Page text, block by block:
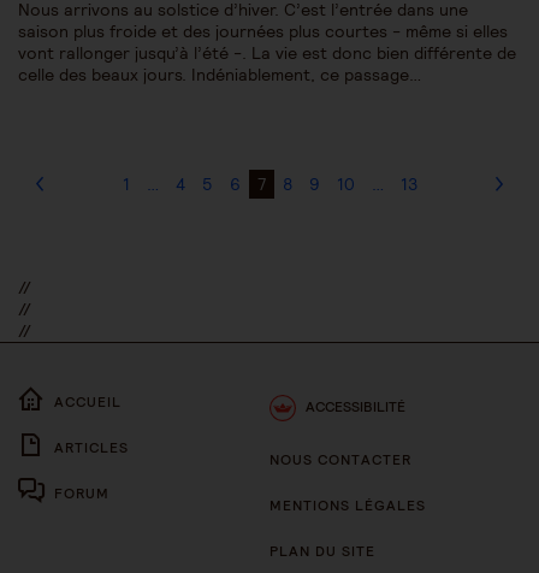
Nous arrivons au solstice d’hiver. C’est l’entrée dans une
saison plus froide et des journées plus courtes - même si elles
vont rallonger jusqu’à l’été -. La vie est donc bien différente de
celle des beaux jours. Indéniablement, ce passage…
1 … 4 5 6 7 8 9 10 … 13
//
//
//
ACCUEIL
ARTICLES
FORUM
ACCESSIBILITÉ
NOUS CONTACTER
MENTIONS LÉGALES
PLAN DU SITE